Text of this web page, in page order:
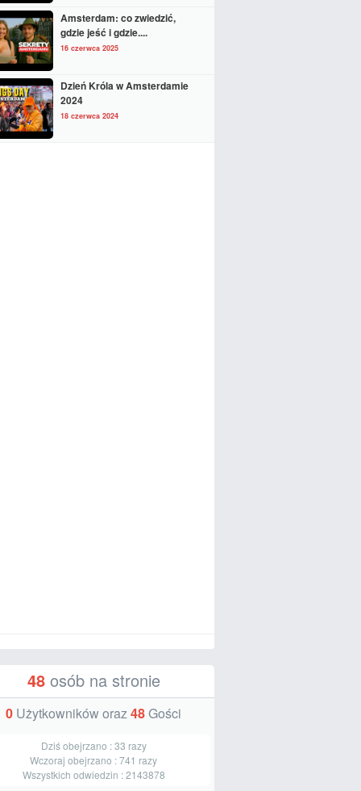
Amsterdam: co zwiedzić,
gdzie jeść i gdzie....
16 czerwca 2025
Dzień Króla w Amsterdamie
2024
18 czerwca 2024
48osób na stronie
0 Użytkowników oraz48Gości
Dziś obejrzano :33 razy
Wczoraj obejrzano :741 razy
Wszystkich odwiedzin :2143878